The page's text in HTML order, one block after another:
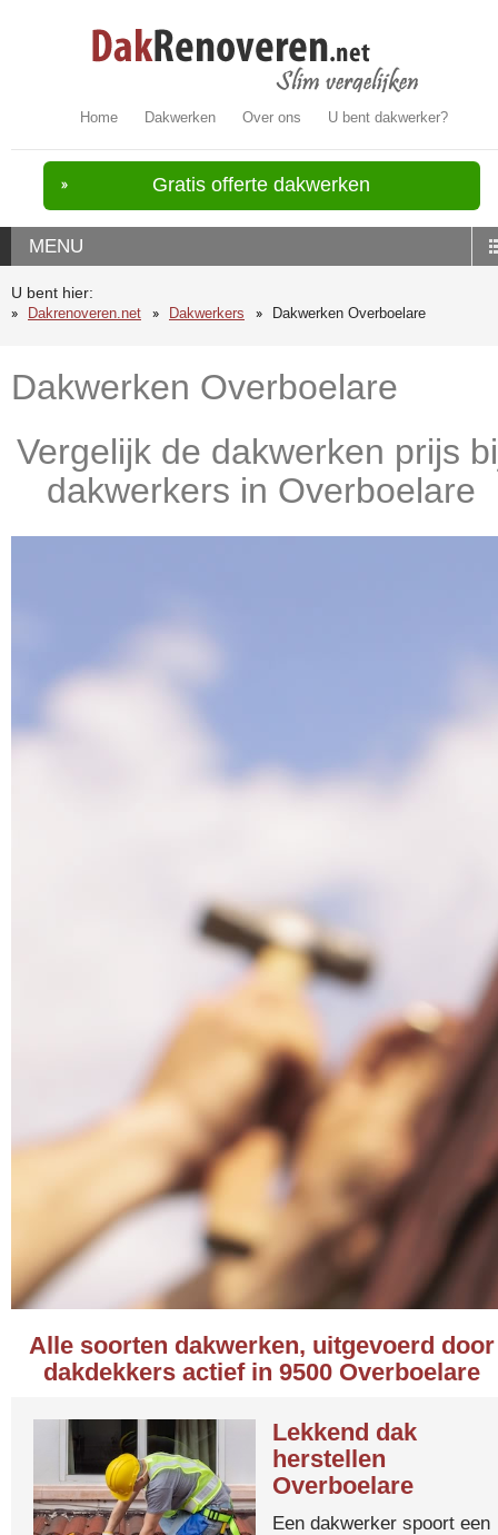
Home Dakwerken Over ons U bent dakwerker?
Gratis offerte dakwerken
MENU
U bent hier:
Dakrenoveren.net
Dakwerkers Dakwerken Overboelare
Dakwerken Overboelare
Vergelijk de dakwerken prijs
dakwerkers in Overboelare
Alle soorten dakwerken, uitgevoerd door
dakdekkers actief in 9500 Overboelare
Lekkend dak
herstellen
Overboelare
Een dakwerker spoort een